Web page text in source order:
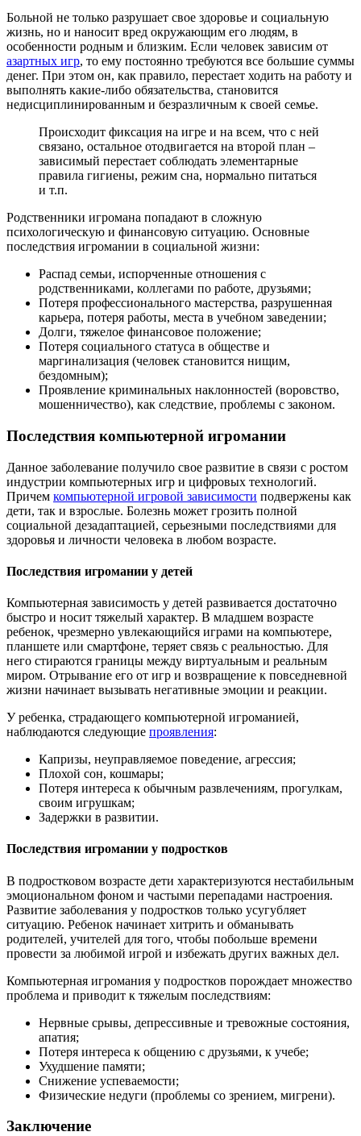
Больной не только разрушает свое здоровье и социальную
жизнь, но и наносит вред окружающим его людям, в
особенности родным и близким. Если человек зависим от
азартных игр, то ему постоянно требуются все большие суммы
денег. При этом он, как правило, перестает ходить на работу и
выполнять какие-либо обязательства, становится
недисциплинированным и безразличным к своей семье.
Происходит фиксация на игре и на всем, что с ней
связано, остальное отодвигается на второй план –
зависимый перестает соблюдать элементарные
правила гигиены, режим сна, нормально питаться
и т.п.
Родственники игромана попадают в сложную
психологическую и финансовую ситуацию. Основные
последствия игромании в социальной жизни:
Распад семьи, испорченные отношения с
родственниками, коллегами по работе, друзьями;
Потеря профессионального мастерства, разрушенная
карьера, потеря работы, места в учебном заведении;
Долги, тяжелое финансовое положение;
Потеря социального статуса в обществе и
маргинализация (человек становится нищим,
бездомным);
Проявление криминальных наклонностей (воровство,
мошенничество), как следствие, проблемы с законом.
Последствия компьютерной игромании
Данное заболевание получило свое развитие в связи с ростом
индустрии компьютерных игр и цифровых технологий.
Причем компьютерной игровой зависимости подвержены как
дети, так и взрослые. Болезнь может грозить полной
социальной дезадаптацией, серьезными последствиями для
здоровья и личности человека в любом возрасте.
Последствия игромании у детей
Компьютерная зависимость у детей развивается достаточно
быстро и носит тяжелый характер. В младшем возрасте
ребенок, чрезмерно увлекающийся играми на компьютере,
планшете или смартфоне, теряет связь с реальностью. Для
него стираются границы между виртуальным и реальным
миром. Отрывание его от игр и возвращение к повседневной
жизни начинает вызывать негативные эмоции и реакции.
У ребенка, страдающего компьютерной игроманией,
наблюдаются следующие проявления:
Капризы, неуправляемое поведение, агрессия;
Плохой сон, кошмары;
Потеря интереса к обычным развлечениям, прогулкам,
своим игрушкам;
Задержки в развитии.
Последствия игромании у подростков
В подростковом возрасте дети характеризуются нестабильным
эмоциональном фоном и частыми перепадами настроения.
Развитие заболевания у подростков только усугубляет
ситуацию. Ребенок начинает хитрить и обманывать
родителей, учителей для того, чтобы побольше времени
провести за любимой игрой и избежать других важных дел.
Компьютерная игромания у подростков порождает множество
проблема и приводит к тяжелым последствиям:
Нервные срывы, депрессивные и тревожные состояния,
апатия;
Потеря интереса к общению с друзьями, к учебе;
Ухудшение памяти;
Снижение успеваемости;
Физические недуги (проблемы со зрением, мигрени).
Заключение